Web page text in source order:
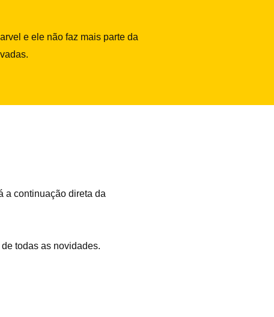
e ele não faz mais parte da
a continuação direta da
todas as novidades.